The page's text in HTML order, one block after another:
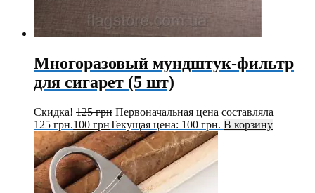
Многоразовый мундштук-фильтр
для сигарет (5 шт)
Скидка! 125грн Первоначальная цена составляла
125 грн.100 грнТекущая цена: 100 грн. В корзину